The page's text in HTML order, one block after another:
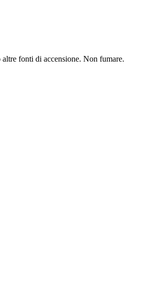
fonti di accensione. Non fumare.